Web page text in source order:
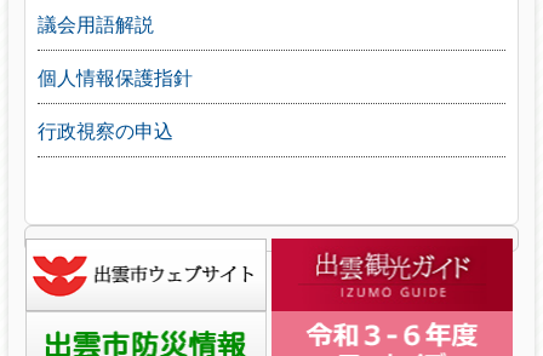
議会用語解説
個人情報保護指針
行政視察の申込